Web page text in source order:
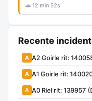
🚗 12 min 52s
Recente
A A2 Goirle rit:
A A1 Goirle rit:
A A0 Riel rit: 139957